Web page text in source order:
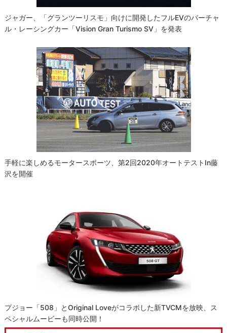
ジャガー、「グランツーリスモ」向けに開発したフルEVのバーチャ
ル・レーシングカー「Vision Gran Turismo SV」を発表
手軽に楽しめるモータースポーツ、第2回2020年オートテストin藤
沢を開催
プジョー「508」とOriginal Loveがコラボした新TVCMを放映、ス
ペシャルムービーも同時公開！